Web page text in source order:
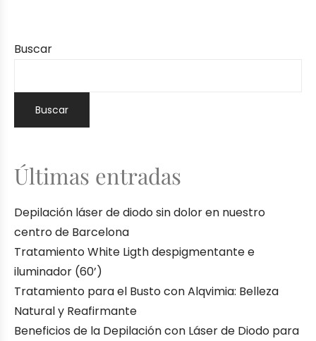
Buscar
Buscar
Últimas entradas
Depilación láser de diodo sin dolor en nuestro
centro de Barcelona
Tratamiento White Ligth despigmentante e
iluminador (60’)
Tratamiento para el Busto con Alqvimia: Belleza
Natural y Reafirmante
Beneficios de la Depilación con Láser de Diodo para